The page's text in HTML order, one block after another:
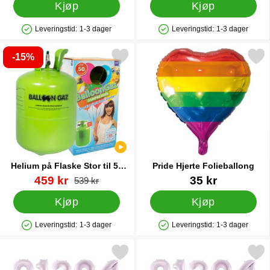
Kjøp
Produkttilgjengelighet: På lager
Leveringstid: 1-3 dager
Kjøp
Produkttilgjengelighet: På lager
Leveringstid: 1-3 dager
-15%
Helium på Flaske Stor til 50
Ballonger (20-25 cm)
Varenummer 13480
ny pris
459 kr gammel pris
539 kr
Kjøp
Produkttilgjengelighet: På lager
Leveringstid: 1-3 dager
på Flaske Stor til 50 Ballonger (20-25 cm) som favoritt
Pride Hjerte Folieballong
Varenummer 16818
35 kr
Kjøp
Produkttilgjengelighet: På lager
Leveringstid: 1-3 dager
Merk pride Hjerte
Merk tallballong Lavendel 5 som favorittMerk tallballong